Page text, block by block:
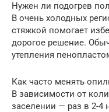
Нужен ли подогрев
В очень холодных
стяжкой помогает
дорогое решение.
утепления
Как часто менять
В зависимости от
заселении — раз в 2-4